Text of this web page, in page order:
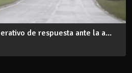
de respuesta ante la a...